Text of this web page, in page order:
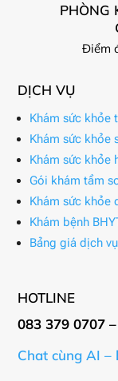
PHÒNG
Điểm
DỊCH VỤ
Khám sức khỏe
Khám sức khỏe
Khám sức khỏe
Gói khám tầm
Khám sức khỏe
Khám bệnh
Bảng giá dịch vụ
HOTLINE
083 379 0707
Chat cùng AI –